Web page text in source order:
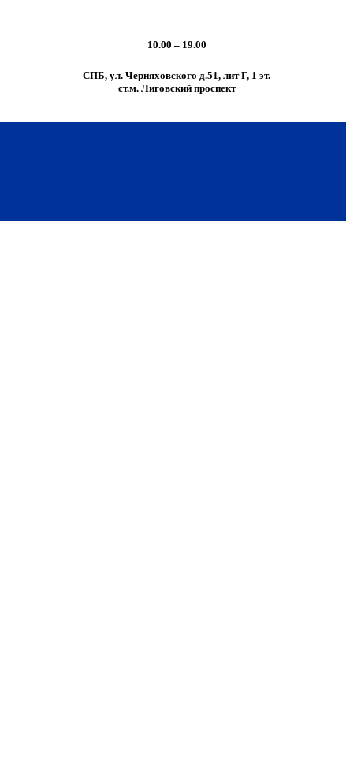
10.00 – 19.00
СПБ, ул. Черняховского д.51, лит Г, 1 эт.
cт.м. Лиговский проспект